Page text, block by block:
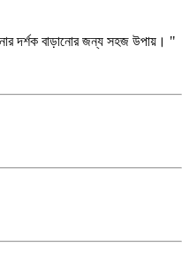
দর্শক বাড়ানোর জন্য সহজ উপায়। "